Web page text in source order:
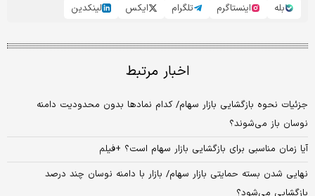
بله
اینستاگرم تلگرام ایکس لینکدین
اخبار مرتبط
جزئیات نحوه بازگشایی بازار سهام/ کدام نمادها بدون محدودیت دامنه
نوسان باز می‌شوند؟
آیا زمان مناسبی برای بازگشایی بازار سهام است؟ +فیلم
نهایی شدن بسته حمایتی بازار سهام/ بازار با دامنه نوسان چند درصد
بازگشایی می‌شود؟